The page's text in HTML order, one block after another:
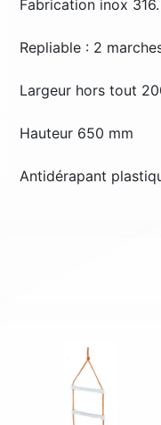
Fabrication inox
Repliable : 2
Largeur hors tout
Hauteur 650 mm
Antidérapant